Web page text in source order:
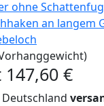
ohne
an langem
147,60 €
Deutschland